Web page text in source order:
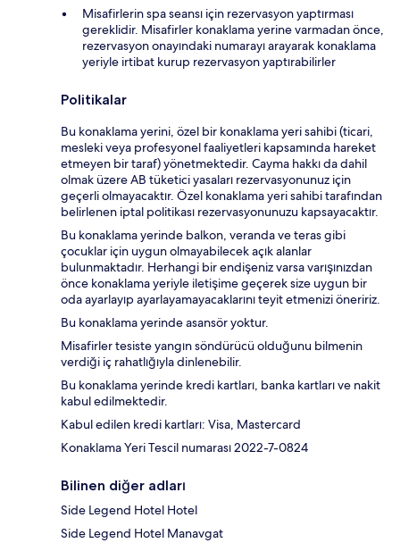
Misafirlerin spa seansı için rezervasyon yaptırması
gereklidir. Misafirler konaklama yerine varmadan önce,
rezervasyon onayındaki numarayı arayarak konaklama
yeriyle irtibat kurup rezervasyon yaptırabilirler
Politikalar
Bu konaklama yerini, özel bir konaklama yeri sahibi (ticari,
mesleki veya profesyonel faaliyetleri kapsamında hareket
etmeyen bir taraf) yönetmektedir. Cayma hakkı da dahil
olmak üzere AB tüketici yasaları rezervasyonunuz için
geçerli olmayacaktır. Özel konaklama yeri sahibi tarafından
belirlenen iptal politikası rezervasyonunuzu kapsayacaktır.
Bu konaklama yerinde balkon, veranda ve teras gibi
çocuklar için uygun olmayabilecek açık alanlar
bulunmaktadır. Herhangi bir endişeniz varsa varışınızdan
önce konaklama yeriyle iletişime geçerek size uygun bir
oda ayarlayıp ayarlayamayacaklarını teyit etmenizi öneririz.
Bu konaklama yerinde asansör yoktur.
Misafirler tesiste yangın söndürücü olduğunu bilmenin
verdiği iç rahatlığıyla dinlenebilir.
Bu konaklama yerinde kredi kartları, banka kartları ve nakit
kabul edilmektedir.
Kabul edilen kredi kartları: Visa, Mastercard
Konaklama Yeri Tescil numarası 2022-7-0824
Bilinen diğer adları
Side Legend Hotel Hotel
Side Legend Hotel Manavgat